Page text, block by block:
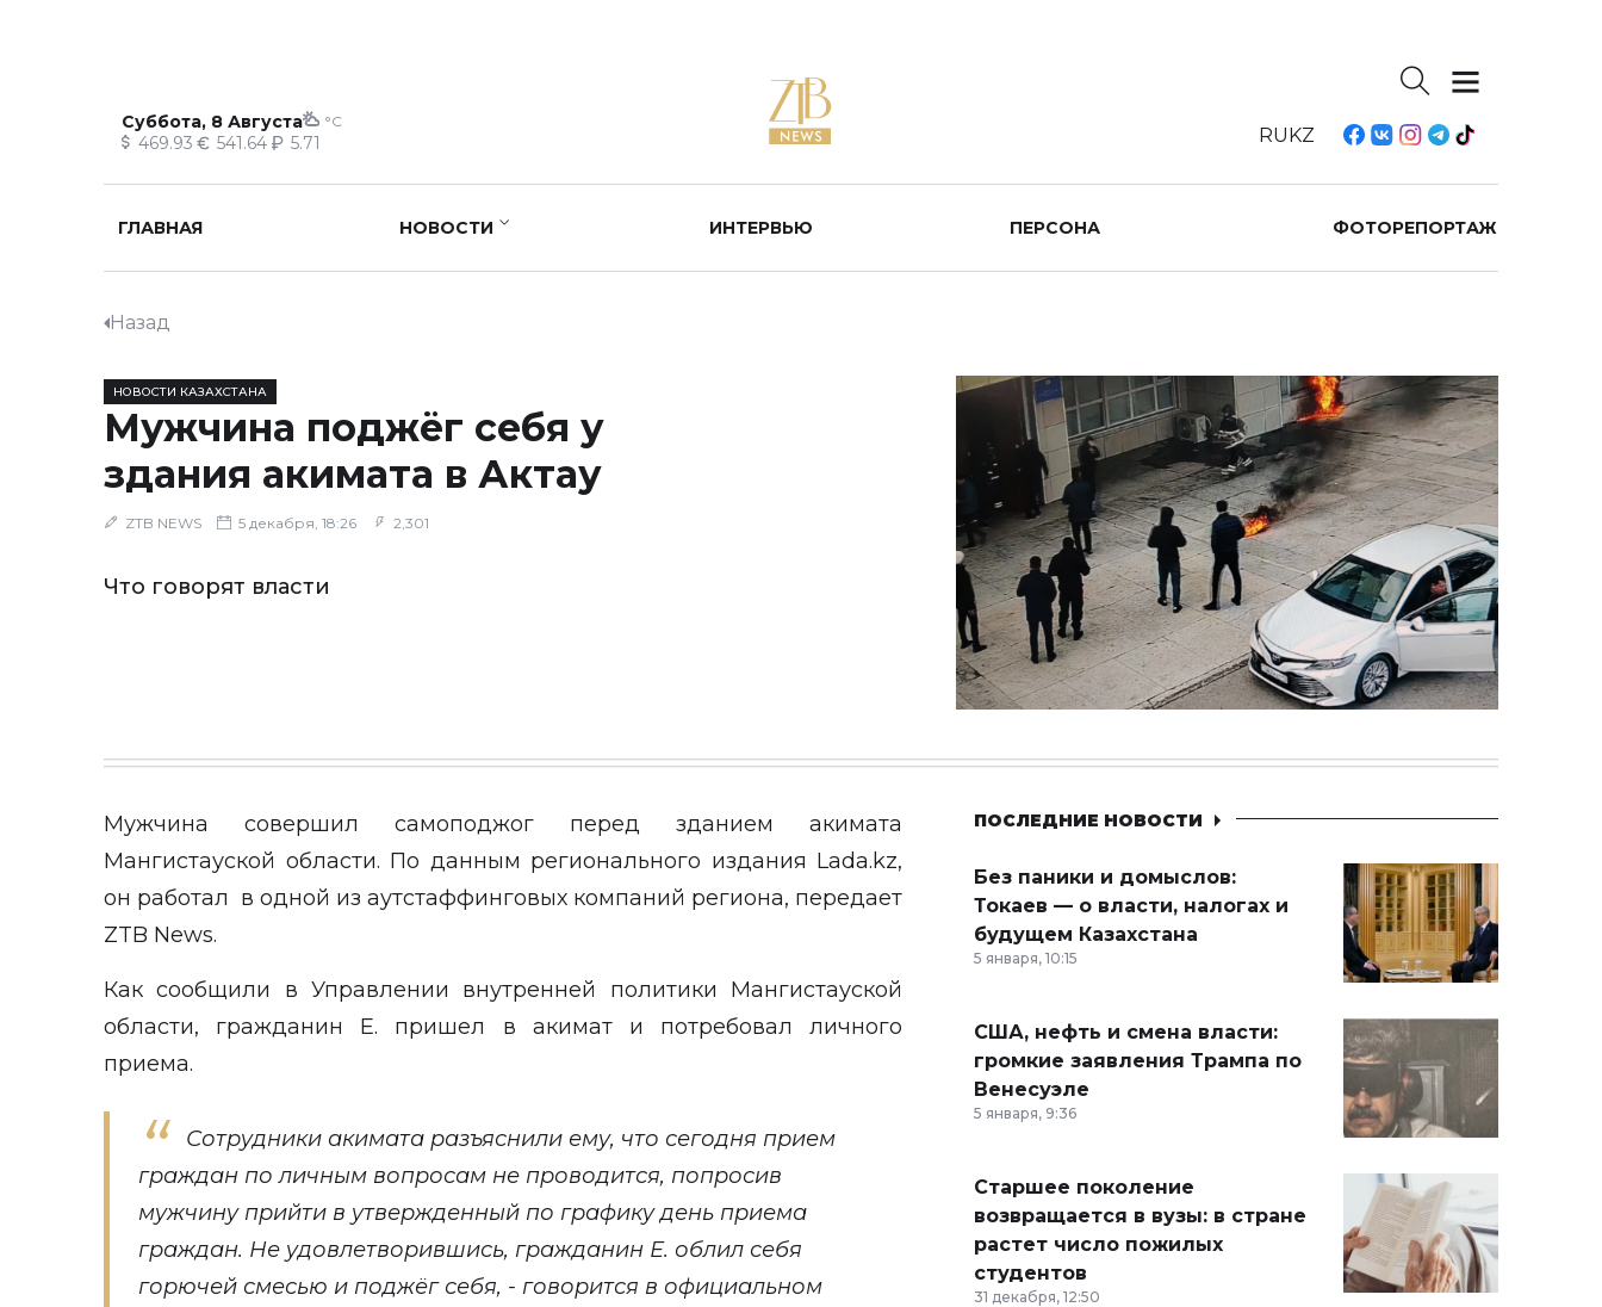
Суббота, 8 Августа °C
469.93 541.64 5.71 RUKZ
ГЛАВНАЯ НОВОСТИ ИНТЕРВЬЮ ПЕРСОНА ФОТОРЕПОРТАЖ
Назад
НОВОСТИ КАЗАХСТАНА
Мужчина поджёг себя у
здания акимата в Актау
ZTB NEWS 5 декабря, 18:26 2,301
Что говорят власти
Мужчина совершил самоподжог перед зданием акимата
Мангистауской области. По данным регионального издания Lada.kz,
он работал в одной из аутстаффинговых компаний региона, передает
ZTB News.
Как сообщили в Управлении внутренней политики Мангистауской
области, гражданин Е. пришел в акимат и потребовал личного
приема.
Сотрудники акимата разъяснили ему, что сегодня прием
граждан по личным вопросам не проводится, попросив
мужчину прийти в утвержденный по графику день приема
граждан. Не удовлетворившись, гражданин Е. облил себя
горючей смесью и поджёг себя, - говорится в официальном
ПОСЛЕДНИЕ НОВОСТИ
Без паники и домыслов:
Токаев — о власти, налогах и
будущем Казахстана
5 января, 10:15
США, нефть и смена власти:
громкие заявления Трампа по
Венесуэле
5 января, 9:36
Старшее поколение
возвращается в вузы: в стране
растет число пожилых
студентов
31 декабря, 12:50